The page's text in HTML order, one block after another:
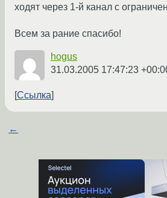
ходят через 1-й канал с
Всем за рание спасибо!
hogus
31.03.2005 17:47:23
Ссылка
←